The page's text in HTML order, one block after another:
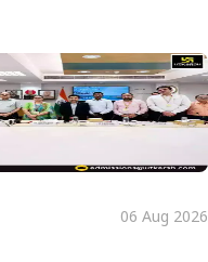
06 Aug 2026